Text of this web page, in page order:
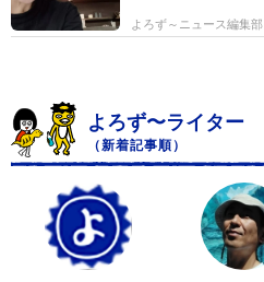
よろず～ニュース編集部
よろず〜ライター
（新着記事順）